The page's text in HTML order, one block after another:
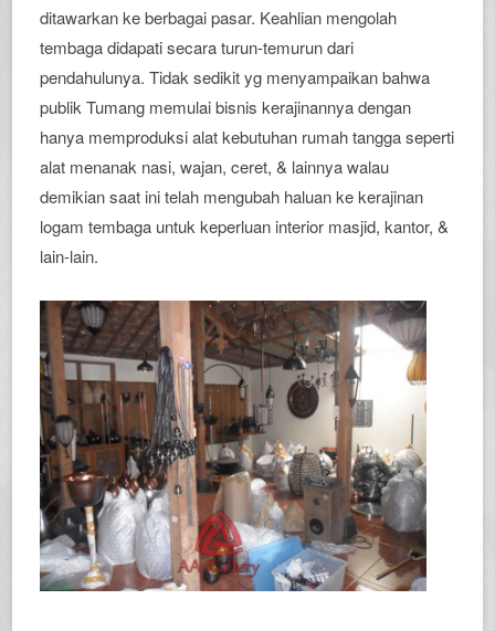
ditawarkan ke berbagai pasar. Keahlian mengolah
tembaga didapati secara turun-temurun dari
pendahulunya. Tidak sedikit yg menyampaikan bahwa
publik Tumang memulai bisnis kerajinannya dengan
hanya memproduksi alat kebutuhan rumah tangga seperti
alat menanak nasi, wajan, ceret, & lainnya walau
demikian saat ini telah mengubah haluan ke kerajinan
logam tembaga untuk keperluan interior masjid, kantor, &
lain-lain.